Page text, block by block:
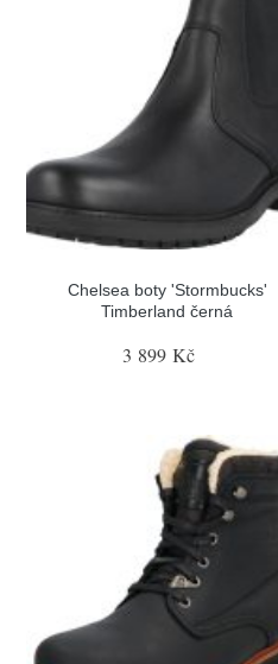
Chelsea boty 'Stormbucks'
Timberland černá
3 899 Kč